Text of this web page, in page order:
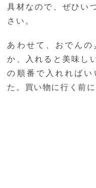
具材なので、ぜひい
さい。
あわせて、おでん
か、入れると美味し
の順番で入れれば
た。買い物に行く前